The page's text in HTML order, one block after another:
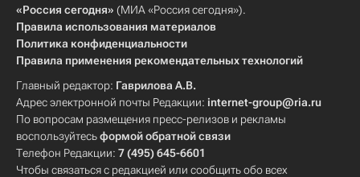
«Россия сегодня» (МИА «Россия сегодня»).
Правила использования материалов
Политика конфиденциальности
Правила применения рекомендательных технологий
Главный редактор: Гаврилова А.В.
Адрес электронной почты Редакции: internet-group@ria.ru
По вопросам размещения пресс-релизов и рекламы
воспользуйтесьформой обратной связи
Телефон Редакции: 7 (495) 645-6601
Чтобы связаться с редакцией или сообщить обо всех